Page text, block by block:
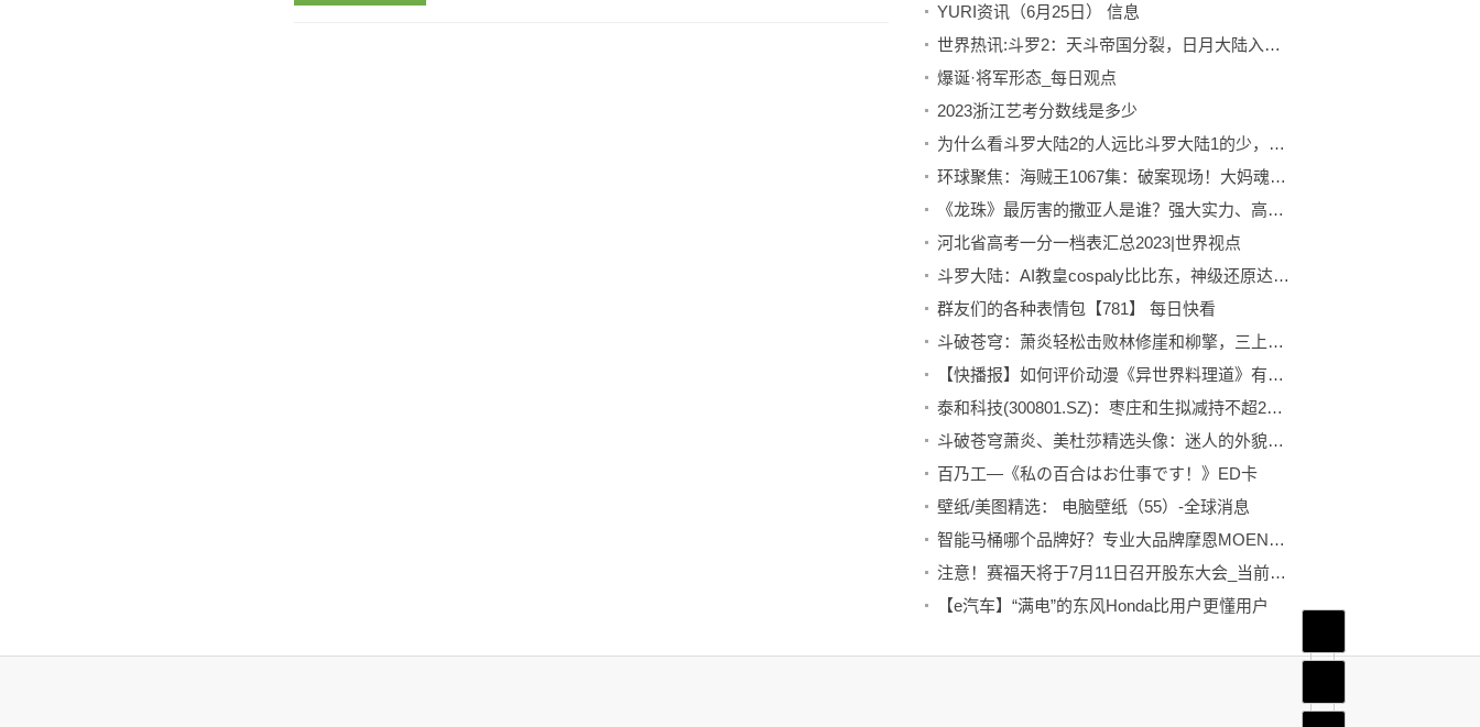
YURI资讯（6月25日） 信息
世界热讯:斗罗2：天斗帝国分裂，日月大陆入侵，导演被迫修改千仞雪的结局
爆诞·将军形态_每日观点
2023浙江艺考分数线是多少
为什么看斗罗大陆2的人远比斗罗大陆1的少，只因为有这两个原因 全球快资讯
环球聚焦：海贼王1067集：破案现场！大妈魂器三千里很像修女，罗打穿岩浆洞
《龙珠》最厉害的撒亚人是谁？强大实力、高超战斗技巧和坚定意志 最资讯
河北省高考一分一档表汇总2023|世界视点
斗罗大陆：AI教皇cospaly比比东，神级还原达到，千寻疾的快乐
群友们的各种表情包【781】 每日快看
斗破苍穹：萧炎轻松击败林修崖和柳擎，三上云岚宗要来临了
【快播报】如何评价动漫《异世界料理道》有趣的剧情，丰富的食物，冒险盛宴
泰和科技(300801.SZ)：枣庄和生拟减持不超232.2万股
斗破苍穹萧炎、美杜莎精选头像：迷人的外貌和强大的战斗能力 热门
百乃工—《私の百合はお仕事です！》ED卡
壁纸/美图精选： 电脑壁纸（55）-全球消息
智能马桶哪个品牌好？专业大品牌摩恩MOEN带来品质之选
注意！赛福天将于7月11日召开股东大会_当前聚焦
【e汽车】“满电”的东风Honda比用户更懂用户